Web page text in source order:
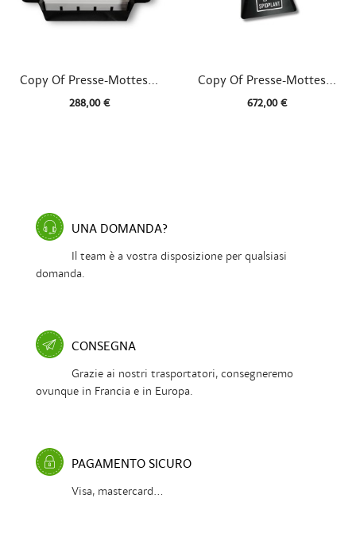
Vista rapida
Copy Of Presse-Mottes...
288,00 €
Vista rapida
Copy Of Presse-Mottes...
672,00 €
UNA DOMANDA?
Il team è a vostra disposizione per qualsiasi
domanda.
CONSEGNA
Grazie ai nostri trasportatori, consegneremo
ovunque in Francia e in Europa.
PAGAMENTO SICURO
Visa, mastercard...